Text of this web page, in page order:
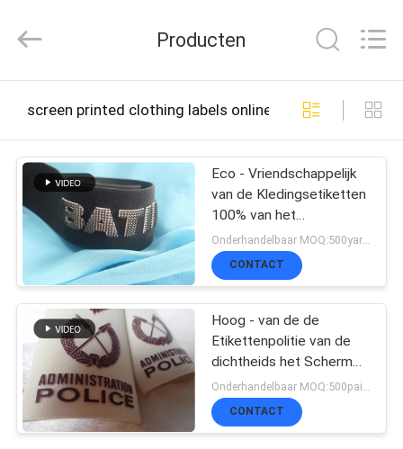
THUIS
PRODUCTEN
OVER
ONS
FABRIEKSREIS
KWALITEITSCONTROLE
Accessories
Co.,Ltd.
Rights
Producten
screen printed clothing labels online fabricage
Eco - Vriendschappelijk
van de Kledingsetiketten
100% van het
Kledingstukgebruik het
Scherm Gedrukt het
Siliconemateriaal
Onderhandelbaar MOQ:500yard per kleur
CONTACT
Hoog - van de de
Etikettenpolitie van de
dichtheids het Scherm
Gedrukte Kleding de
Schouderflarden
CONTACT